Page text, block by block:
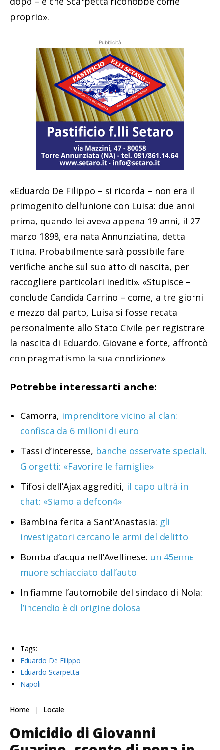
proprio».
Pubblicità
«Eduardo De Filippo – si ricorda – non era il
primogenito dell’unione con Luisa: due anni
prima, quando lei aveva appena 19 anni, il 27
marzo 1898, era nata Annunziatina, detta
Titina. Probabilmente sarà possibile fare
verifiche anche sul suo atto di nascita, per
raccogliere particolari inediti». «Stupisce –
conclude Candida Carrino – come, a tre giorni
e mezzo dal parto, Luisa si fosse recata
personalmente allo Stato Civile per registrare
la nascita di Eduardo. Giovane e forte, affrontò
con pragmatismo la sua condizione».
Potrebbe interessarti anche:
Camorra, imprenditore vicino al clan:
confisca da 6 milioni di euro
Tassi d’interesse, banche osservate speciali.
Giorgetti: «Favorire le famiglie»
Tifosi dell’Ajax aggrediti, il capo ultrà in
chat: «Siamo a defcon4»
Bambina ferita a Sant’Anastasia: gli
investigatori cercano le armi del delitto
Bomba d’acqua nell’Avellinese: un 45enne
muore schiacciato dall’auto
In fiamme l’automobile del sindaco di Nola:
l’incendio è di origine dolosa
Tags:
Eduardo De Filippo
Eduardo Scarpetta
Napoli
Home Locale
Omicidio di Giovanni